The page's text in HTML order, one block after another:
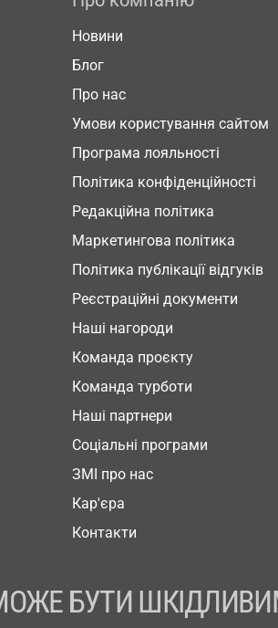
Новини
Блог
Про нас
Умови користування сайтом
Програма лояльності
Політика конфіденційності
Редакційна політика
Маркетингова політика
Політика публікації відгуків
Реєстраційні документи
Наші нагороди
Команда проєкту
Команда турботи
Наші партнери
Соціальні програми
ЗМІ про нас
Кар'єра
Контакти
БУТИ